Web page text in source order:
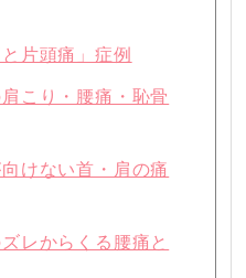
片頭痛」症例
こり・腰痛・恥骨
けない首・肩の痛
レからくる腰痛と